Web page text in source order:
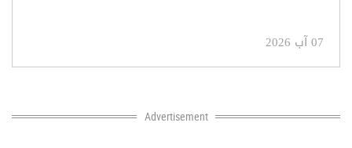
07 آب 2026
Advertisement